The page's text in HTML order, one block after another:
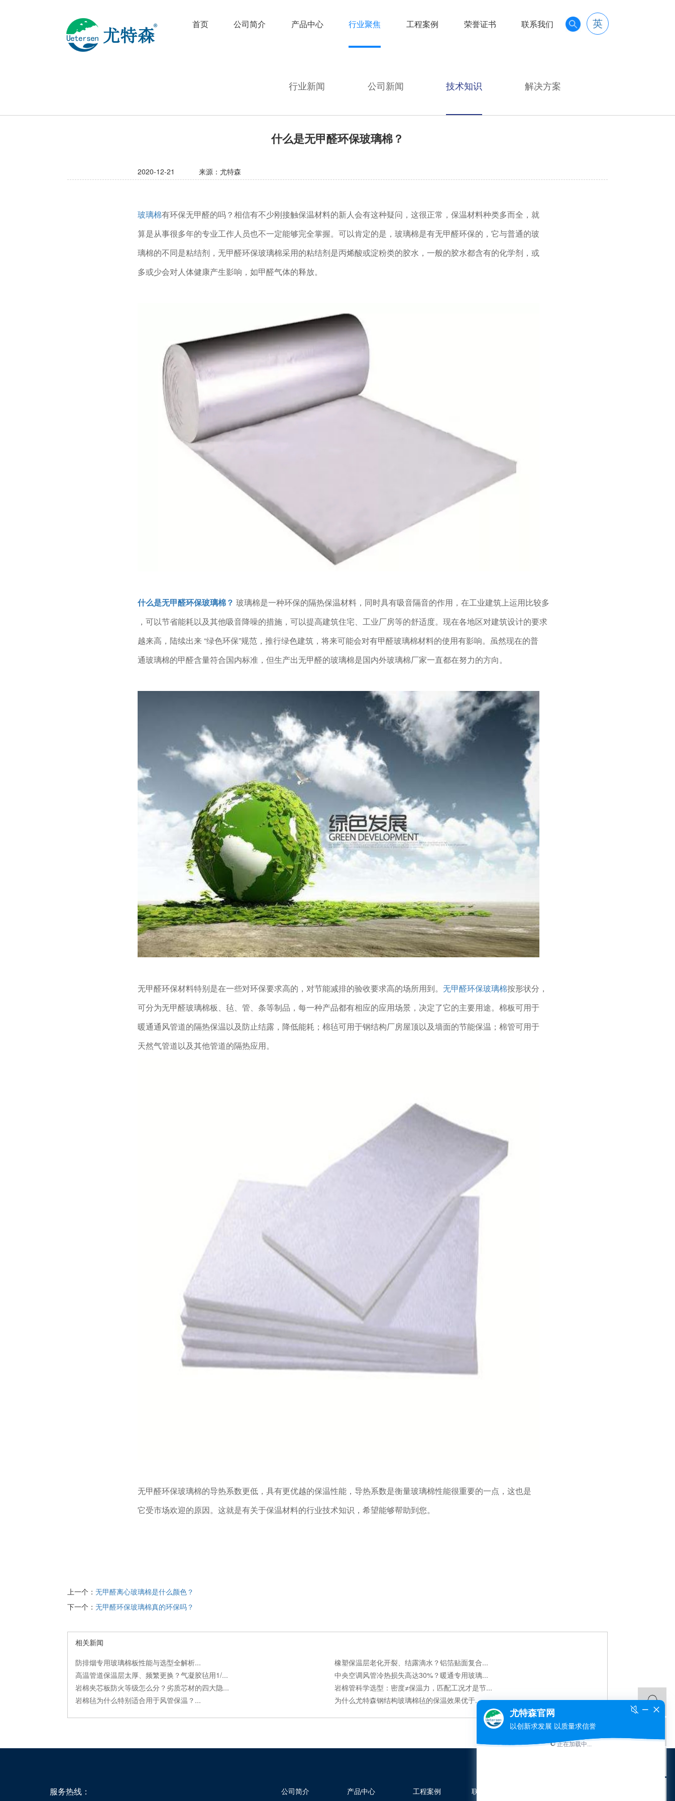
首页 公司简介 产品中心 行业聚焦 工程案例 荣誉证书 联系我们 英
行业新闻 公司新闻 技术知识 解决方案
什么是无甲醛环保玻璃棉？
2020-12-21 来源：尤特森
玻璃棉有环保无甲醛的吗？相信有不少刚接触保温材料的新人会有这种疑问，这很正常，保温材料种类多而全，就
算是从事很多年的专业工作人员也不一定能够完全掌握。可以肯定的是，玻璃棉是有无甲醛环保的，它与普通的玻
璃棉的不同是粘结剂，无甲醛环保玻璃棉采用的粘结剂是丙烯酸或淀粉类的胶水，一般的胶水都含有的化学剂，或
多或少会对人体健康产生影响，如甲醛气体的释放。
什么是无甲醛环保玻璃棉？ 玻璃棉是一种环保的隔热保温材料，同时具有吸音隔音的作用，在工业建筑上运用比较多
，可以节省能耗以及其他吸音降噪的措施，可以提高建筑住宅、工业厂房等的舒适度。现在各地区对建筑设计的要求
越来高，陆续出来 “绿色环保”规范，推行绿色建筑，将来可能会对有甲醛玻璃棉材料的使用有影响。虽然现在的普
通玻璃棉的甲醛含量符合国内标准，但生产出无甲醛的玻璃棉是国内外玻璃棉厂家一直都在努力的方向。
无甲醛环保材料特别是在一些对环保要求高的，对节能减排的验收要求高的场所用到。 无甲醛环保玻璃棉按形状分，
可分为无甲醛玻璃棉板、毡、管、条等制品，每一种产品都有相应的应用场景，决定了它的主要用途。棉板可用于
暖通通风管道的隔热保温以及防止结露，降低能耗；棉毡可用于钢结构厂房屋顶以及墙面的节能保温；棉管可用于
天然气管道以及其他管道的隔热应用。
无甲醛环保玻璃棉的导热系数更低，具有更优越的保温性能，导热系数是衡量玻璃棉性能很重要的一点，这也是
它受市场欢迎的原因。这就是有关于保温材料的行业技术知识，希望能够帮助到您。
上一个：无甲醛离心玻璃棉是什么颜色？
下一个：无甲醛环保玻璃棉真的环保吗？
相关新闻
防排烟专用玻璃棉板性能与选型全解析...
橡塑保温层老化开裂、结露滴水？铝箔贴面复合...
高温管道保温层太厚、频繁更换？气凝胶毡用1/...
中央空调风管冷热损失高达30%？暖通专用玻璃...
岩棉夹芯板防火等级怎么分？劣质芯材的四大隐...
岩棉管科学选型：密度≠保温力，匹配工况才是节...
岩棉毡为什么特别适合用于风管保温？...
为什么尤特森钢结构玻璃棉毡的保温效果优于...
服务热线： 公司简介 产品中心 工程案例 联系我们